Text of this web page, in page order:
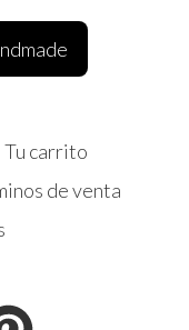
Tu carrito
de venta